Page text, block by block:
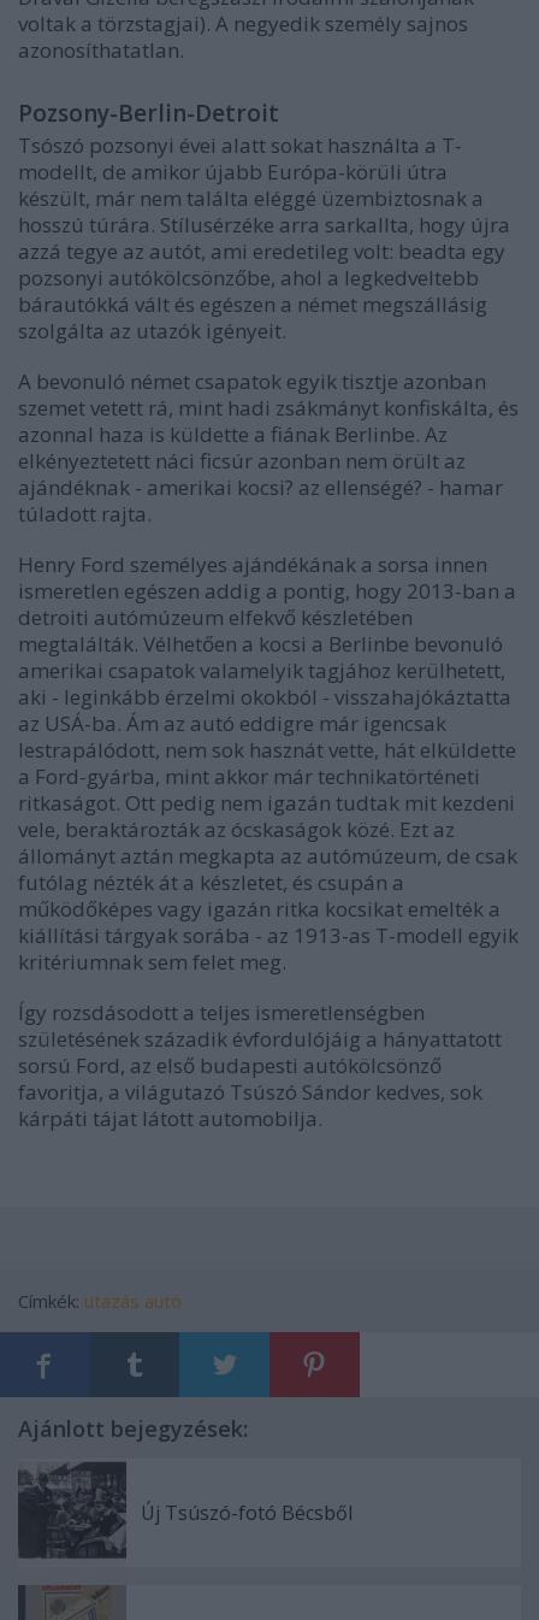
voltak a törzstagjai). A negyedik személy sajnos
azonosíthatatlan.
Pozsony-Berlin-Detroit
Tsószó pozsonyi évei alatt sokat használta a T-
modellt, de amikor újabb Európa-körüli útra
készült, már nem találta eléggé üzembiztosnak a
hosszú túrára. Stílusérzéke arra sarkallta, hogy újra
azzá tegye az autót, ami eredetileg volt: beadta egy
pozsonyi autókölcsönzőbe, ahol a legkedveltebb
bárautókká vált és egészen a német megszállásig
szolgálta az utazók igényeit.
A bevonuló német csapatok egyik tisztje azonban
szemet vetett rá, mint hadi zsákmányt konfiskálta, és
azonnal haza is küldette a fiának Berlinbe. Az
elkényeztetett náci ficsúr azonban nem örült az
ajándéknak - amerikai kocsi? az ellenségé? - hamar
túladott rajta.
Henry Ford személyes ajándékának a sorsa innen
ismeretlen egészen addig a pontig, hogy 2013-ban a
detroiti autómúzeum elfekvő készletében
megtalálták. Vélhetően a kocsi a Berlinbe bevonuló
amerikai csapatok valamelyik tagjához kerülhetett,
aki - leginkább érzelmi okokból - visszahajókáztatta
az USÁ-ba. Ám az autó eddigre már igencsak
lestrapálódott, nem sok hasznát vette, hát elküldette
a Ford-gyárba, mint akkor már technikatörténeti
ritkaságot. Ott pedig nem igazán tudtak mit kezdeni
vele, beraktározták az ócskaságok közé. Ezt az
állományt aztán megkapta az autómúzeum, de csak
futólag nézték át a készletet, és csupán a
működőképes vagy igazán ritka kocsikat emelték a
kiállítási tárgyak sorába - az 1913-as T-modell egyik
kritériumnak sem felet meg.
Így rozsdásodott a teljes ismeretlenségben
születésének századik évfordulójáig a hányattatott
sorsú Ford, az első budapesti autókölcsönző
favoritja, a világutazó Tsúszó Sándor kedves, sok
kárpáti tájat látott automobilja.
Címkék: utazás autó
Ajánlott bejegyzések:
Új Tsúszó-fotó Bécsből